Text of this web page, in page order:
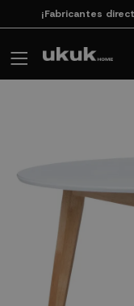
Paga en 3